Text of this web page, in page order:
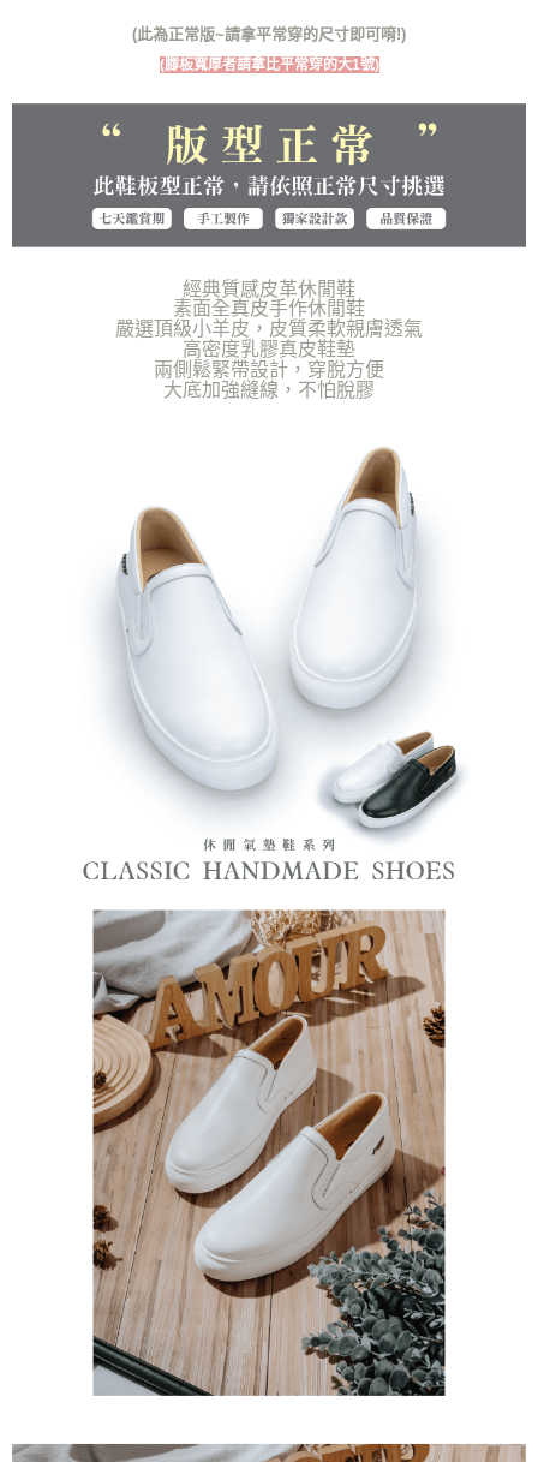
４．使用「AFTEE先享後付」時，將依據個別帳號之用戶狀況，依本公司即
時審查核予不同之上限額度；若仍有額度不足之情形，本公司將視審查結果
５．嚴禁一人註冊多個帳號或使用他人資訊註冊。若發現惡意使用之情形，
恩沛科技股份有限公司將有權停止該用戶之使用額度並採取法律行動。
(此為正常版~請拿平常穿的尺寸即可唷!)
(腳板寬厚者請拿比平常穿的大1號)
經典質感皮革休閒鞋
素面全真皮手作休閒鞋
嚴選頂級小羊皮，皮質柔軟親膚透氣
高密度乳膠真皮鞋墊
兩側鬆緊帶設計，穿脫方便
大底加強縫線，不怕脫膠